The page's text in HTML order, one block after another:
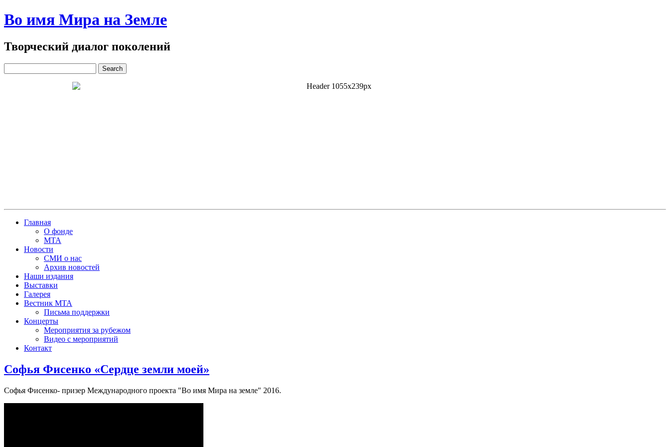
Во имя Мира на Земле
Творческий диалог поколений
Главная
О фонде
МТА
Новости
СМИ о нас
Архив новостей
Наши издания
Выставки
Галерея
Вестник МТА
Письма поддержки
Концерты
Мероприятия за рубежом
Видео с мероприятий
Контакт
Софья Фисенко «Сердце земли моей»
Софья Фисенко- призер Международного проекта "Во имя Мира на земле" 2016.